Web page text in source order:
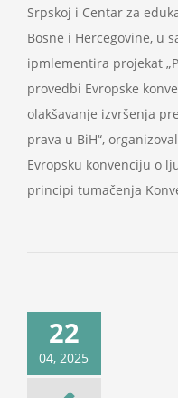
Srpskoj i Centar za
Bosne i Hercegovine, u
ipmlementira projekat
provedbi Evropske
olakšavanje izvršenja
prava u BiH“,
Evropsku konvenciju o
principi tumačenja
22
04, 2025